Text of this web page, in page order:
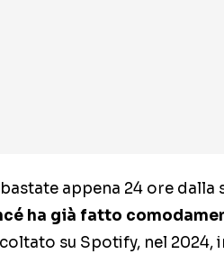
appena 24 ore dalla
ha già fatto
su Spotify, nel 2024,